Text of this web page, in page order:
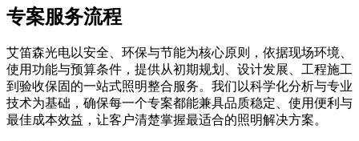
专案服务流程
艾笛森光电以安全、环保与节能为核心原则，依据现场环境、
使用功能与预算条件，提供从初期规划、设计发展、工程施工
到验收保固的一站式照明整合服务。我们以科学化分析与专业
技术为基础，确保每一个专案都能兼具品质稳定、使用便利与
最佳成本效益，让客户清楚掌握最适合的照明解决方案。